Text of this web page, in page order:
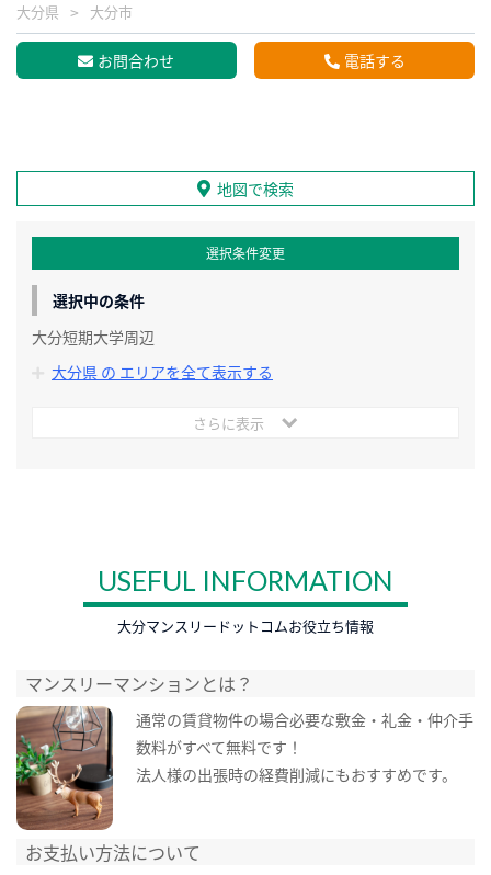
大分県 大分市
お問合わせ 電話する
地図で検索
選択条件変更
選択中の条件
大分短期大学周辺
大分県 の エリアを全て表示する
さらに表示
USEFUL INFORMATION
大分マンスリードットコムお役立ち情報
マンスリーマンションとは？
通常の賃貸物件の場合必要な敷金・礼金・仲介手
数料がすべて無料です！
法人様の出張時の経費削減にもおすすめです。
お支払い方法について